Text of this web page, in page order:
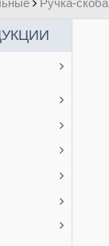
Ручка-скоба